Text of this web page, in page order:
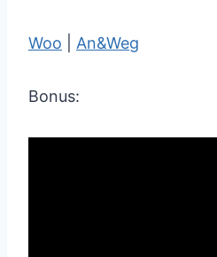
Woo An&Weg
Bonus: